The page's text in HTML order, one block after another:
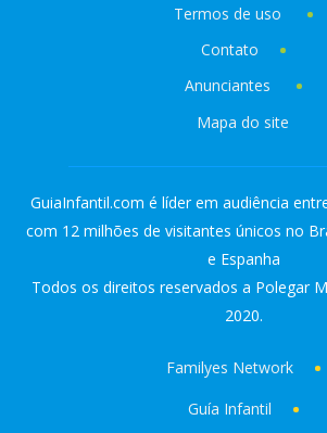
Termos de uso
Contato
Anunciantes
Mapa do site
GuiaInfantil.com é líder em audiência
com 12 milhões de visitantes únicos no
e Espanha
Todos os direitos reservados a Polegar
2020.
Familyes Network
Guía Infantil